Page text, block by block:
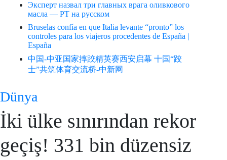
Эксперт назвал три главных врага оливкового
масла — РТ на русском
Bruselas confía en que Italia levante “pronto” los
controles para los viajeros procedentes de España |
España
中国-中亚国家摔跤精英赛西安启幕 十国“跤
士”共筑体育交流桥-中新网
Dünya
İki ülke sınırından rekor
geçiş! 331 bin düzensiz